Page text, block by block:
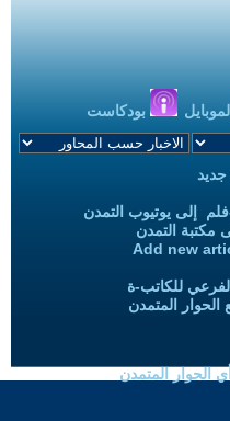
الموبايل بودكاست
إلى يوتيوب التمدن
مكتبة التمدن
Add new
للكاتب-ة
المتمدن
الحوار المتمدن